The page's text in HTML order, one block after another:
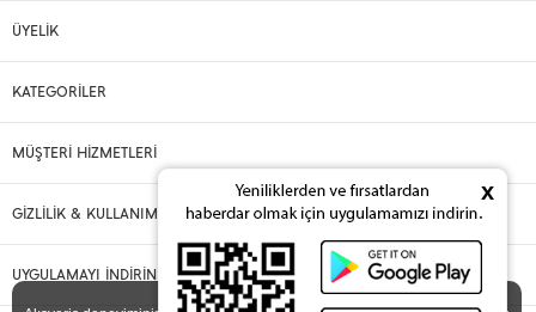
ÜYELİK
KATEGORİLER
MÜŞTERİ HİZMETLERİ
GİZLİLİK & KULLANIM
UYGULAMAYI İNDİRİN
x